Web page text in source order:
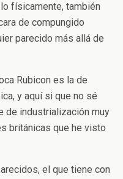
físicamente, también
de compungido
parecido más allá de
Rubicon es la de
y aquí si que no sé
de industrialización muy
británicas que he visto
el que tiene con